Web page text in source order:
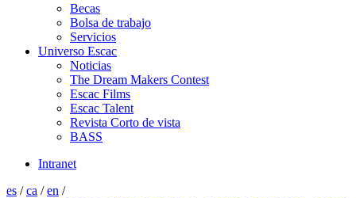
Becas
Bolsa de trabajo
Servicios
Universo Escac
Noticias
The Dream Makers Contest
Escac Films
Escac Talent
Revista Corto de vista
BASS
Intranet
es /ca /en /